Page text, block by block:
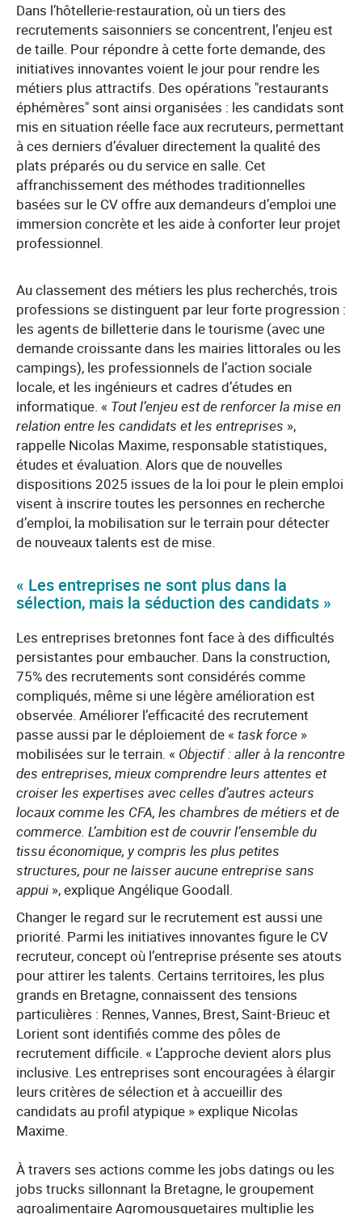
Dans l’hôtellerie-restauration, où un tiers des
recrutements saisonniers se concentrent, l’enjeu est
de taille. Pour répondre à cette forte demande, des
initiatives innovantes voient le jour pour rendre les
métiers plus attractifs. Des opérations "restaurants
éphémères" sont ainsi organisées : les candidats sont
mis en situation réelle face aux recruteurs, permettant
à ces derniers d’évaluer directement la qualité des
plats préparés ou du service en salle. Cet
affranchissement des méthodes traditionnelles
basées sur le CV offre aux demandeurs d’emploi une
immersion concrète et les aide à conforter leur projet
professionnel.
Au classement des métiers les plus recherchés, trois
professions se distinguent par leur forte progression :
les agents de billetterie dans le tourisme (avec une
demande croissante dans les mairies littorales ou les
campings), les professionnels de l’action sociale
locale, et les ingénieurs et cadres d’études en
informatique. « Tout l’enjeu est de renforcer la mise en
relation entre les candidats et les entreprises »,
rappelle Nicolas Maxime, responsable statistiques,
études et évaluation. Alors que de nouvelles
dispositions 2025 issues de la loi pour le plein emploi
visent à inscrire toutes les personnes en recherche
d’emploi, la mobilisation sur le terrain pour détecter
de nouveaux talents est de mise.
« Les entreprises ne sont plus dans la
sélection, mais la séduction des candidats »
Les entreprises bretonnes font face à des difficultés
persistantes pour embaucher. Dans la construction,
75% des recrutements sont considérés comme
compliqués, même si une légère amélioration est
observée. Améliorer l’efficacité des recrutement
passe aussi par le déploiement de « task force »
mobilisées sur le terrain. « Objectif : aller à la rencontre
des entreprises, mieux comprendre leurs attentes et
croiser les expertises avec celles d’autres acteurs
locaux comme les CFA, les chambres de métiers et de
commerce. L’ambition est de couvrir l’ensemble du
tissu économique, y compris les plus petites
structures, pour ne laisser aucune entreprise sans
appui », explique Angélique Goodall.
Changer le regard sur le recrutement est aussi une
priorité. Parmi les initiatives innovantes figure le CV
recruteur, concept où l’entreprise présente ses atouts
pour attirer les talents. Certains territoires, les plus
grands en Bretagne, connaissent des tensions
particulières : Rennes, Vannes, Brest, Saint-Brieuc et
Lorient sont identifiés comme des pôles de
recrutement difficile. « L’approche devient alors plus
inclusive. Les entreprises sont encouragées à élargir
leurs critères de sélection et à accueillir des
candidats au profil atypique » explique Nicolas
Maxime.
À travers ses actions comme les jobs datings ou les
jobs trucks sillonnant la Bretagne, le groupement
agroalimentaire Agromousquetaires multiplie les